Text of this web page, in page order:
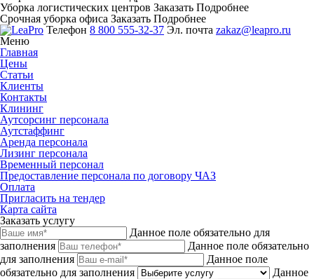
Уборка логистических центров Заказать Подробнее
Срочная уборка офиса Заказать Подробнее
Телефон 8 800 555-32-37 Эл. почта zakaz@leapro.ru
Меню
Главная
Цены
Статьи
Клиенты
Контакты
Клининг
Аутсорсинг персонала
Аутстаффинг
Аренда персонала
Лизинг персонала
Временный персонал
Предоставление персонала по договору ЧАЗ
Оплата
Пригласить на тендер
Карта сайта
Заказать услугу
Данное поле обязательно для
заполнения
Данное поле обязательно
для заполнения
Данное поле
обязательно для заполнения
Данное